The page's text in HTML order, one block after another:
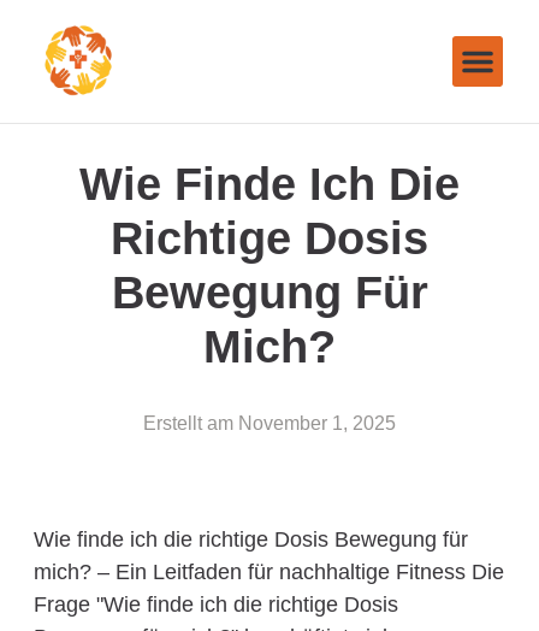
Wie Finde Ich Die
Richtige Dosis
Bewegung Für
Mich?
Erstellt am November 1, 2025
Wie finde ich die richtige Dosis Bewegung für
mich? – Ein Leitfaden für nachhaltige Fitness Die
Frage "Wie finde ich die richtige Dosis